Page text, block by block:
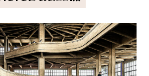
suspendu de l'ancienne piste
FIAT, il faut grimper les 5 étages ! ©
Spagone/Alamy/Hemis